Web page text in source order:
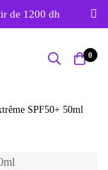
de 1200 dh
0
SPF50+ 50ml